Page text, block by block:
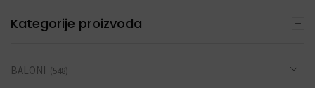
Kategorije proizvoda
BALONI (548)